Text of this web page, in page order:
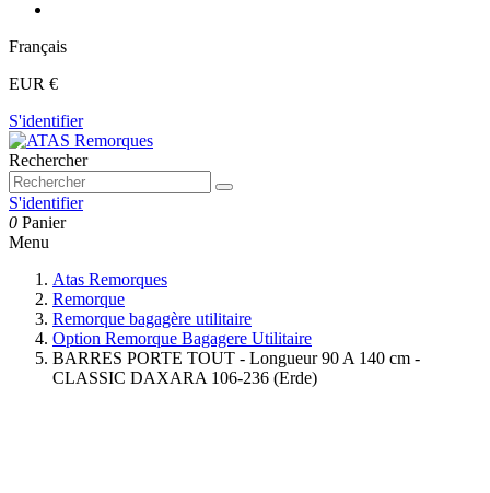
Français
EUR €
S'identifier
Rechercher
S'identifier
0 Panier
Menu
Atas Remorques
Remorque
Remorque bagagère utilitaire
Option Remorque Bagagere Utilitaire
BARRES PORTE TOUT - Longueur 90 A 140 cm -
CLASSIC DAXARA 106-236 (Erde)